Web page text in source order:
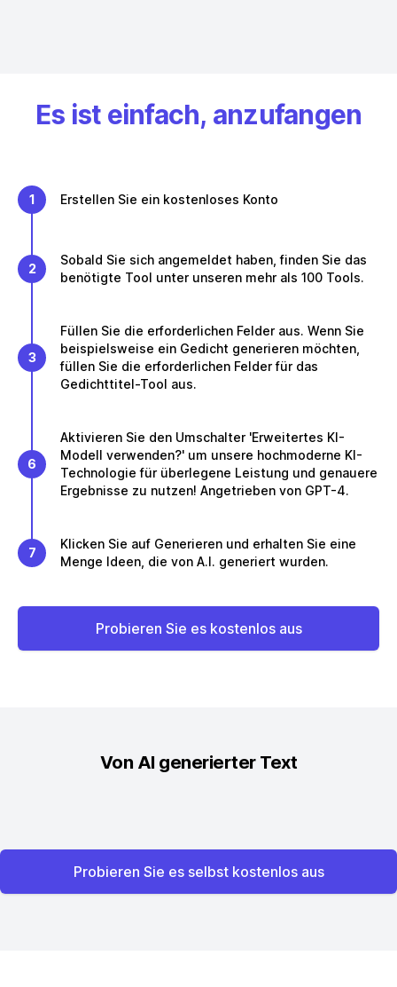
Es ist einfach, anzufangen
1 Erstellen Sie ein kostenloses Konto
2
Sobald Sie sich angemeldet haben, finden Sie das
benötigte Tool unter unseren mehr als 100 Tools.
3
Füllen Sie die erforderlichen Felder aus. Wenn Sie
beispielsweise ein Gedicht generieren möchten,
füllen Sie die erforderlichen Felder für das
Gedichttitel-Tool aus.
6
Aktivieren Sie den Umschalter 'Erweitertes KI-
Modell verwenden?' um unsere hochmoderne KI-
Technologie für überlegene Leistung und genauere
Ergebnisse zu nutzen! Angetrieben von GPT-4.
7
Klicken Sie auf Generieren und erhalten Sie eine
Menge Ideen, die von A.I. generiert wurden.
Probieren Sie es kostenlos aus
Von AI generierter Text
Probieren Sie es selbst kostenlos aus